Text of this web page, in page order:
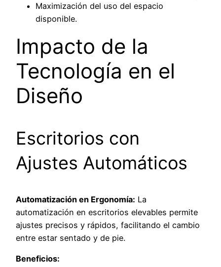
Maximización del uso del espacio
disponible.
Impacto de la
Tecnología en el
Diseño
Escritorios con
Ajustes Automáticos
Automatización en Ergonomía: La
automatización en escritorios elevables permite
ajustes precisos y rápidos, facilitando el cambio
entre estar sentado y de pie.
Beneficios: